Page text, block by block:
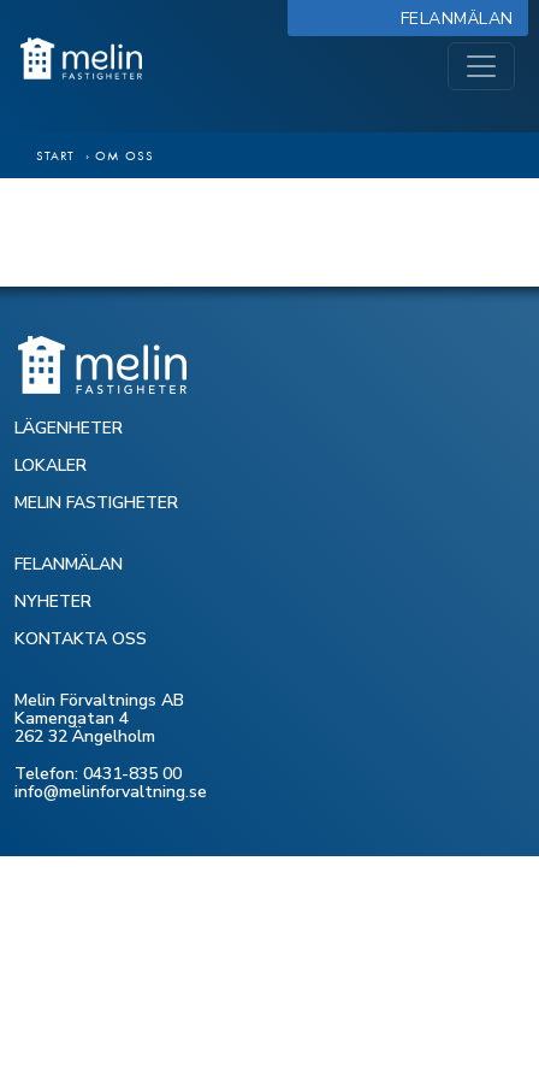
FELANMÄLAN
START › OM OSS
LÄGENHETER
LOKALER
MELIN FASTIGHETER
FELANMÄLAN
NYHETER
KONTAKTA OSS
Melin Förvaltnings AB
Kamengatan 4
262 32 Ängelholm
Telefon: 0431-835 00
info@melinforvaltning.se